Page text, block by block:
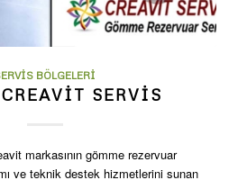
BÖLGELERI
SERVIS
markasının gömme rezervuar
ve teknik destek hizmetlerini sunan